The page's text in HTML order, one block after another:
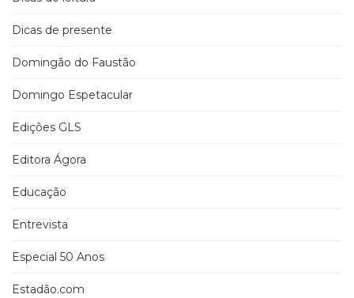
Dicas de presente
Domingão do Faustão
Domingo Espetacular
Edições GLS
Editora Ágora
Educação
Entrevista
Especial 50 Anos
Estadão.com